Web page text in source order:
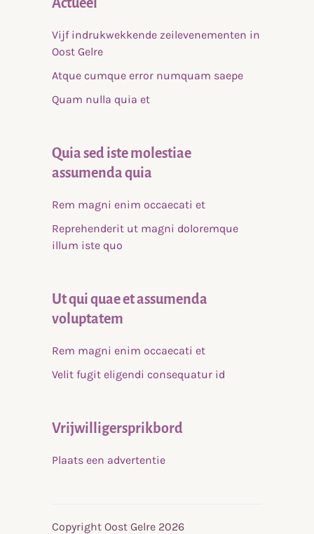
Vijf indrukwekkende zeilevenementen in
Oost Gelre
Atque cumque error numquam saepe
Quam nulla quia et
Quia sed iste molestiae
assumenda quia
Rem magni enim occaecati et
Reprehenderit ut magni doloremque
illum iste quo
Ut qui quae et assumenda
voluptatem
Rem magni enim occaecati et
Velit fugit eligendi consequatur id
Vrijwilligersprikbord
Plaats een advertentie
Copyright Oost Gelre 2026